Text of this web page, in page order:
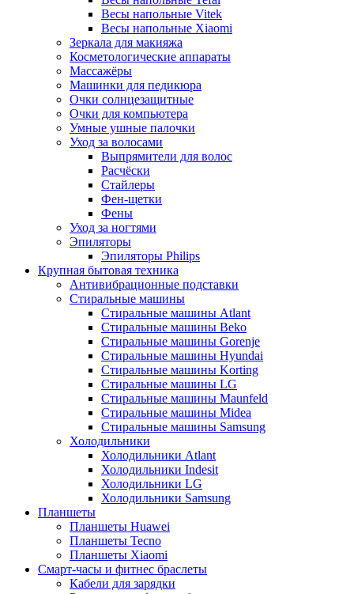
Весы напольные Vitek
Весы напольные Xiaomi
Зеркала для макияжа
Косметологические аппараты
Массажёры
Машинки для педикюра
Очки cолнцезащитные
Очки для компьютера
Умные ушные палочки
Уход за волосами
Выпрямители для волос
Расчёски
Стайлеры
Фен-щетки
Фены
Уход за ногтями
Эпиляторы
Эпиляторы Philips
Крупная бытовая техника
Антивибрационные подставки
Стиральные машины
Стиральные машины Atlant
Стиральные машины Beko
Стиральные машины Gorenje
Стиральные машины Hyundai
Стиральные машины Korting
Стиральные машины LG
Стиральные машины Maunfeld
Стиральные машины Midea
Стиральные машины Samsung
Холодильники
Холодильники Atlant
Холодильники Indesit
Холодильники LG
Холодильники Samsung
Планшеты
Планшеты Huawei
Планшеты Tecno
Планшеты Xiaomi
Смарт-часы и фитнес браслеты
Кабели для зарядки